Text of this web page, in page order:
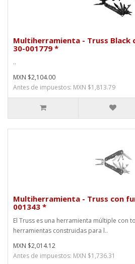
Multiherramienta - Truss Black
30-001779 *
..
MXN $2,104.00
Antes de impuestos: MXN $1,813.79
Multiherramienta - Truss con
001343 *
El Truss es una herramienta múltiple con
herramientas construidas para l..
MXN $2,014.12
Antes de impuestos: MXN $1,736.31